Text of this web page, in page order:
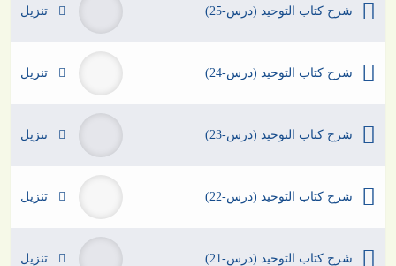
شرح كتاب التوحيد (درس-25) تنزيل
شرح كتاب التوحيد (درس-24) تنزيل
شرح كتاب التوحيد (درس-23) تنزيل
شرح كتاب التوحيد (درس-22) تنزيل
شرح كتاب التوحيد (درس-21) تنزيل